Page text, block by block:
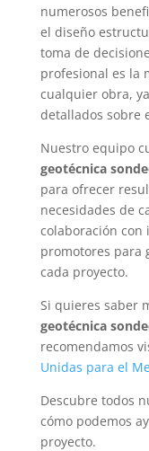
numerosos
el diseño
toma de
profesional es la
cualquier obra,
detallados sobre
Nuestro equipo
geotécnica
para ofrecer
necesidades de
colaboración con
promotores para
cada proyecto.
Si quieres saber
geotécnica
recomendamos
Unidas para el
Descubre todos
cómo podemos
proyecto.